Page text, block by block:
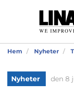
Hem Nyheter
Nyheter den 8